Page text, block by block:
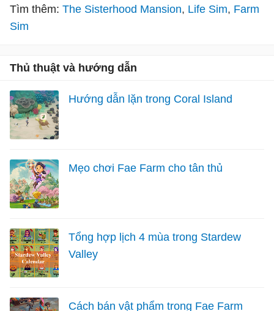
Tìm thêm: The Sisterhood Mansion Life Sim Farm
Sim
Thủ thuật và hướng dẫn
Hướng dẫn lặn trong Coral Island
Mẹo chơi Fae Farm cho tân thủ
Tổng hợp lịch 4 mùa trong Stardew
Valley
Cách bán vật phẩm trong Fae Farm